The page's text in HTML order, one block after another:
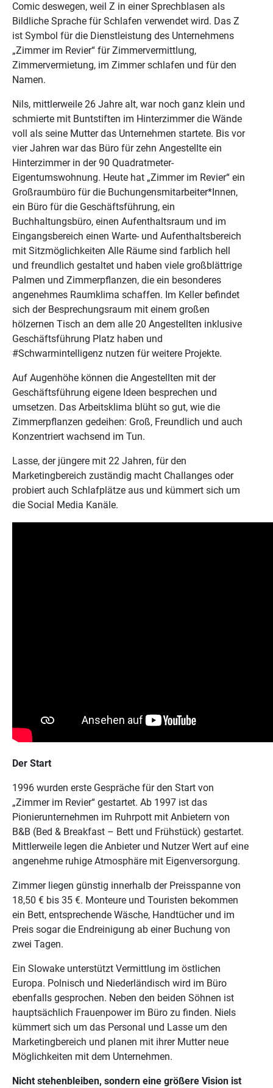
Comic deswegen, weil Z in einer Sprechblasen als
Bildliche Sprache für Schlafen verwendet wird. Das Z
ist Symbol für die Dienstleistung des Unternehmens
„Zimmer im Revier“ für Zimmervermittlung,
Zimmervermietung, im Zimmer schlafen und für den
Namen.
Nils, mittlerweile 26 Jahre alt, war noch ganz klein und
schmierte mit Buntstiften im Hinterzimmer die Wände
voll als seine Mutter das Unternehmen startete. Bis vor
vier Jahren war das Büro für zehn Angestellte ein
Hinterzimmer in der 90 Quadratmeter-
Eigentumswohnung. Heute hat „Zimmer im Revier“ ein
Großraumbüro für die Buchungensmitarbeiter*Innen,
ein Büro für die Geschäftsführung, ein
Buchhaltungsbüro, einen Aufenthaltsraum und im
Eingangsbereich einen Warte- und Aufenthaltsbereich
mit Sitzmöglichkeiten Alle Räume sind farblich hell
und freundlich gestaltet und haben viele großblättrige
Palmen und Zimmerpflanzen, die ein besonderes
angenehmes Raumklima schaffen. Im Keller befindet
sich der Besprechungsraum mit einem großen
hölzernen Tisch an dem alle 20 Angestellten inklusive
Geschäftsführung Platz haben und
#Schwarmintelligenz nutzen für weitere Projekte.
Auf Augenhöhe können die Angestellten mit der
Geschäftsführung eigene Ideen besprechen und
umsetzen. Das Arbeitsklima blüht so gut, wie die
Zimmerpflanzen gedeihen: Groß, Freundlich und auch
Konzentriert wachsend im Tun.
Lasse, der jüngere mit 22 Jahren, für den
Marketingbereich zuständig macht Challanges oder
probiert auch Schlafplätze aus und kümmert sich um
die Social Media Kanäle.
Der Start
1996 wurden erste Gespräche für den Start von
„Zimmer im Revier“ gestartet. Ab 1997 ist das
Pionierunternehmen im Ruhrpott mit Anbietern von
B&B (Bed & Breakfast – Bett und Frühstück) gestartet.
Mittlerweile legen die Anbieter und Nutzer Wert auf eine
angenehme ruhige Atmosphäre mit Eigenversorgung.
Zimmer liegen günstig innerhalb der Preisspanne von
18,50 € bis 35 €. Monteure und Touristen bekommen
ein Bett, entsprechende Wäsche, Handtücher und im
Preis sogar die Endreinigung ab einer Buchung von
zwei Tagen.
Ein Slowake unterstützt Vermittlung im östlichen
Europa. Polnisch und Niederländisch wird im Büro
ebenfalls gesprochen. Neben den beiden Söhnen ist
hauptsächlich Frauenpower im Büro zu finden. Niels
kümmert sich um das Personal und Lasse um den
Marketingbereich und planen mit ihrer Mutter neue
Möglichkeiten mit dem Unternehmen.
Nicht stehenbleiben, sondern eine größere Vision ist